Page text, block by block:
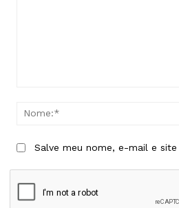
Salve meu nome, e-mail e